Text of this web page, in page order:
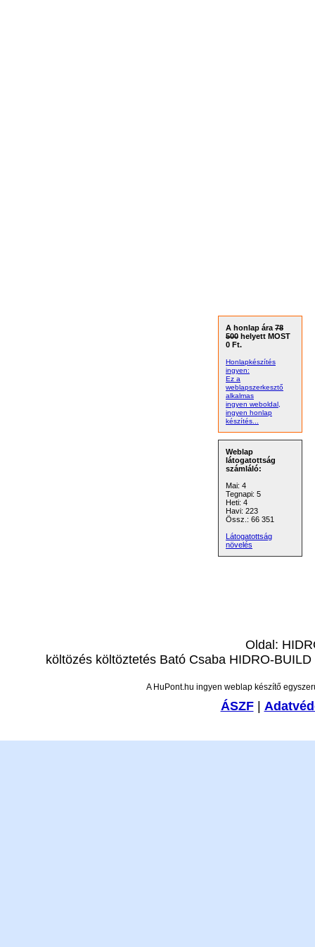
A honlap ára 78
500 helyett MOST
0 Ft.
Honlapkészítés
ingyen:
Ez a
weblapszerkesztő
alkalmas
ingyen weboldal,
ingyen honlap
készítés...
Weblap
látogatottság
számláló:
Mai: 4
Tegnapi: 5
Heti: 4
Havi: 223
Össz.: 66 351
Látogatottság
növelés
Oldal:
költözés költöztetés Bató Csaba HIDRO-
A HuPont.hu ingyen weblap készítő
ÁSZF|